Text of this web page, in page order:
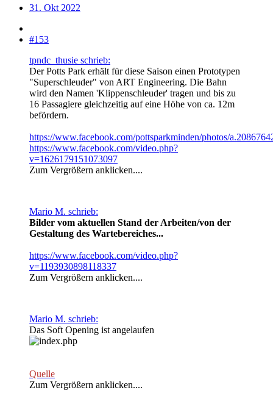
31. Okt 2022
#153
tpndc_thusie schrieb:
Der Potts Park erhält für diese Saison einen Prototypen
"Superschleuder" von ART Engineering. Die Bahn
wird den Namen 'Klippenschleuder' tragen und bis zu
16 Passagiere gleichzeitig auf eine Höhe von ca. 12m
befördern.
https://www.facebook.com/pottsparkminden/photos/
https://www.facebook.com/video.php?
v=1626179151073097
Zum Vergrößern anklicken....
Mario M. schrieb:
Bilder vom aktuellen Stand der Arbeiten/von der
Gestaltung des Wartebereiches...
https://www.facebook.com/video.php?
v=1193930898118337
Zum Vergrößern anklicken....
Mario M. schrieb:
Das Soft Opening ist angelaufen
Quelle
Zum Vergrößern anklicken....